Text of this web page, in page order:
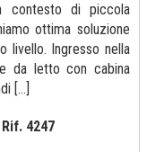
contesto di piccola
ottima soluzione
livello. Ingresso nella
da letto con cabina
[...]
4247